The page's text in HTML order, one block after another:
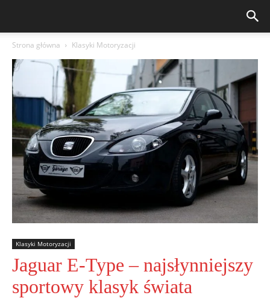
Strona główna Klasyki Motoryzacji
Klasyki Motoryzacji
Jaguar E-Type – najsłynniejszy
sportowy klasyk świata